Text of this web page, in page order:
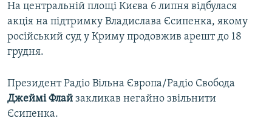
На центральній площі Києва 6 липня відбулася
акція на підтримку Владислава Єсипенка, якому
російський суд у Криму продовжив арешт до 18
грудня.
Президент Радіо Вільна Європа/Радіо Свобода
Джеймі Флай закликав негайно звільнити
Єсипенка.